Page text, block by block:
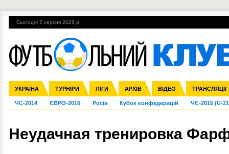
Сьогодні 7 серпня 2026 р.
УКРАЇНА ТУРНІРИ ЛІГИ АРХІВ ВІДЕО ТРАНСЛЯЦІЇ
Збірна Прем'єр-ліга Перша ліга Друга ліга Кубок України
Ліга чемпіонів Ліга Європи Міжнародні Ліга націй Ліга
Англія Іспанія Італія Німеччина Франція Інші
ЧС-2014 ЄВРО-2016 Росія Кубок конфедерацій ЧЄ-2015 (U-
Гарячі теми УПЛ, 1-й тур ВІЙНА УПЛ-ПЕРЕХОДИ
Неудачная тренировка